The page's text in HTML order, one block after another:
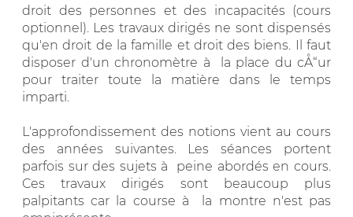
droit des personnes et des incapacités (cours
optionnel). Les travaux dirigés ne sont dispensés
qu'en droit de la famille et droit des biens. Il faut
disposer d'un chronomètre à la place du cÅ“ur
pour traiter toute la matière dans le temps
imparti.
L'approfondissement des notions vient au cours
des années suivantes. Les séances portent
parfois sur des sujets à peine abordés en cours.
Ces travaux dirigés sont beaucoup plus
palpitants car la course à la montre n'est pas